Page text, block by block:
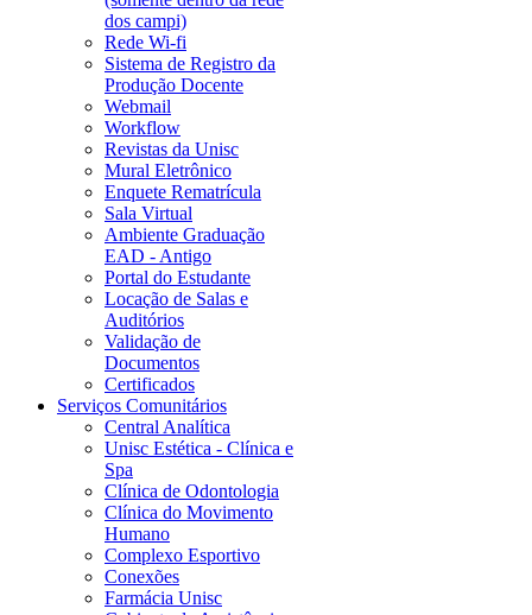
dos campi)
Rede Wi-fi
Sistema de Registro da
Produção Docente
Webmail
Workflow
Revistas da Unisc
Mural Eletrônico
Enquete Rematrícula
Sala Virtual
Ambiente Graduação
EAD - Antigo
Portal do Estudante
Locação de Salas e
Auditórios
Validação de
Documentos
Certificados
Serviços Comunitários
Central Analítica
Unisc Estética - Clínica e
Spa
Clínica de Odontologia
Clínica do Movimento
Humano
Complexo Esportivo
Conexões
Farmácia Unisc